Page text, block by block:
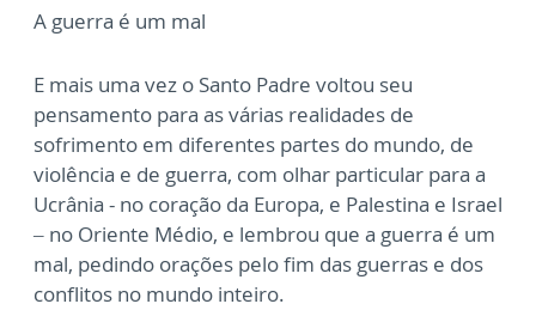
A guerra é um mal
E mais uma vez o Santo Padre voltou seu
pensamento para as várias realidades de
sofrimento em diferentes partes do mundo, de
violência e de guerra, com olhar particular para a
Ucrânia - no coração da Europa, e Palestina e Israel
– no Oriente Médio, e lembrou que a guerra é um
mal, pedindo orações pelo fim das guerras e dos
conflitos no mundo inteiro.